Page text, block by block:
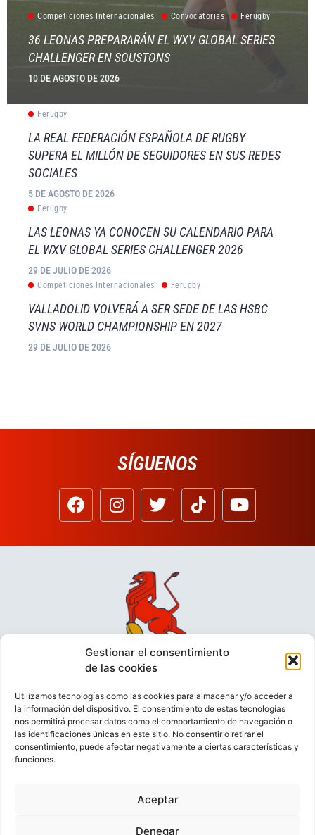
Gestionar el consentimiento
de las cookies
Utilizamos tecnologías como las cookies para almacenar y/o acceder a
la información del dispositivo. El consentimiento de estas tecnologías
nos permitirá procesar datos como el comportamiento de navegación o
las identificaciones únicas en este sitio. No consentir o retirar el
consentimiento, puede afectar negativamente a ciertas características y
funciones.
Aceptar
Denegar
Competiciones Internacionales Convocatorias Ferugby
36 LEONAS PREPARARÁN EL WXV GLOBAL SERIES
CHALLENGER EN SOUSTONS
10 DE AGOSTO DE 2026
Ferugby
LA REAL FEDERACIÓN ESPAÑOLA DE RUGBY
SUPERA EL MILLÓN DE SEGUIDORES EN SUS REDES
SOCIALES
5 DE AGOSTO DE 2026
Ferugby
LAS LEONAS YA CONOCEN SU CALENDARIO PARA
EL WXV GLOBAL SERIES CHALLENGER 2026
29 DE JULIO DE 2026
Competiciones Internacionales Ferugby
VALLADOLID VOLVERÁ A SER SEDE DE LAS HSBC
SVNS WORLD CHAMPIONSHIP EN 2027
29 DE JULIO DE 2026
SÍGUENOS
VIDEOCONFERENCIAS
POLÍTICA DE PRIVACIDAD
CONTACTO